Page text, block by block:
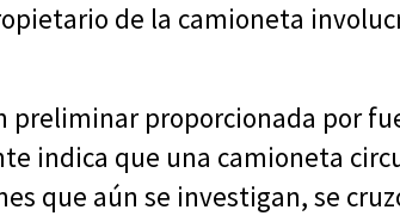
de la camioneta
preliminar proporcionada por
indica que una camioneta
que aún se investigan, se